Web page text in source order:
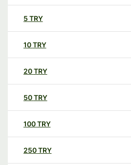
5 TRY
10TRY
20TRY
50TRY
100TRY
250TRY